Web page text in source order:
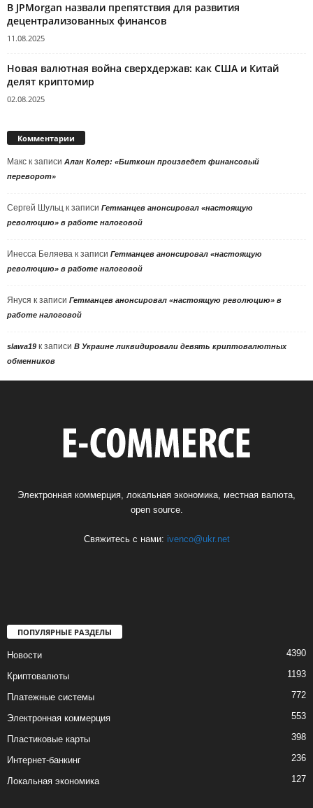
В JPMorgan назвали препятствия для развития
децентрализованных финансов
11.08.2025
Новая валютная война сверхдержав: как США и Китай
делят криптомир
02.08.2025
Комментарии
Макс к записи Алан Колер: «Биткоин произведет финансовый
переворот»
Сергей Шульц к записи Гетманцев анонсировал «настоящую
революцию» в работе налоговой
Инесса Беляева к записи Гетманцев анонсировал «настоящую
революцию» в работе налоговой
Януся к записи Гетманцев анонсировал «настоящую революцию» в
работе налоговой
slawa19 к записи В Украине ликвидировали девять криптовалютных
обменников
Электронная коммерция, локальная экономика, местная валюта,
open source.
Свяжитесь с нами: ivenco@ukr.net
ПОПУЛЯРНЫЕ РАЗДЕЛЫ
Новости 4390
Криптовалюты 1193
Платежные системы 772
Электронная коммерция 553
Пластиковые карты 398
Интернет-банкинг 236
Локальная экономика 127